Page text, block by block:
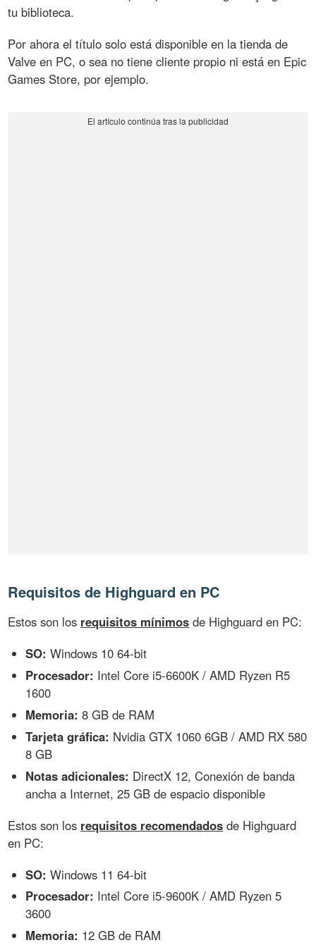
tu biblioteca.
Por ahora el título solo está disponible en la tienda de
Valve en PC, o sea no tiene cliente propio ni está en Epic
Games Store, por ejemplo.
Requisitos de Highguard en PC
Estos son los requisitos mínimos de Highguard en PC:
SO: Windows 10 64-bit
Procesador: Intel Core i5-6600K / AMD Ryzen R5
1600
Memoria: 8 GB de RAM
Tarjeta gráfica: Nvidia GTX 1060 6GB / AMD RX 580
8 GB
Notas adicionales: DirectX 12, Conexión de banda
ancha a Internet, 25 GB de espacio disponible
Estos son los requisitos recomendados de Highguard
en PC:
SO: Windows 11 64-bit
Procesador: Intel Core i5-9600K / AMD Ryzen 5
3600
Memoria: 12 GB de RAM